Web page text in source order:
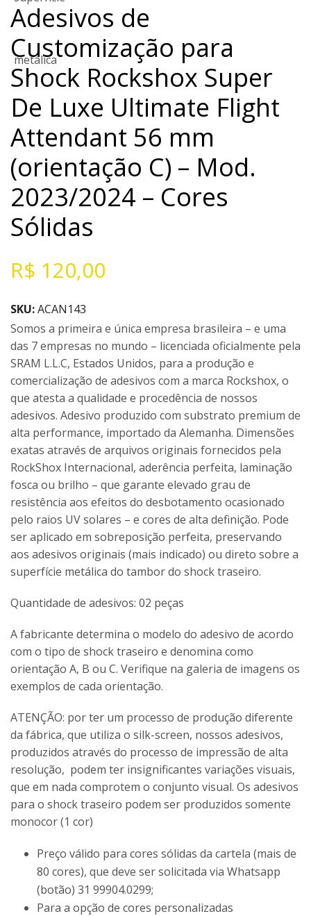
Adesivos de
Customização para
Shock Rockshox Super
De Luxe Ultimate Flight
Attendant 56 mm
(orientação C) – Mod.
2023/2024 – Cores
Sólidas
R$ 120,00
SKU:ACAN143
Somos a primeira e única empresa brasileira – e uma
das 7 empresas no mundo – licenciada oficialmente pela
SRAM L.L.C, Estados Unidos, para a produção e
comercialização de adesivos com a marca Rockshox, o
que atesta a qualidade e procedência de nossos
adesivos. Adesivo produzido com substrato premium de
alta performance, importado da Alemanha. Dimensões
exatas através de arquivos originais fornecidos pela
RockShox Internacional, aderência perfeita, laminação
fosca ou brilho – que garante elevado grau de
resistência aos efeitos do desbotamento ocasionado
pelo raios UV solares – e cores de alta definição. Pode
ser aplicado em sobreposição perfeita, preservando
aos adesivos originais (mais indicado) ou direto sobre a
superfície metálica do tambor do shock traseiro.
Quantidade de adesivos: 02 peças
A fabricante determina o modelo do adesivo de acordo
com o tipo de shock traseiro e denomina como
orientação A, B ou C. Verifique na galeria de imagens os
exemplos de cada orientação.
ATENÇÃO: por ter um processo de produção diferente
da fábrica, que utiliza o silk-screen, nossos adesivos,
produzidos através do processo de impressão de alta
resolução, podem ter insignificantes variações visuais,
que em nada comprotem o conjunto visual. Os adesivos
para o shock traseiro podem ser produzidos somente
monocor (1 cor)
Preço válido para cores sólidas da cartela (mais de
80 cores), que deve ser solicitada via Whatsapp
(botão) 31 99904.0299;
Para a opção de cores personalizadas